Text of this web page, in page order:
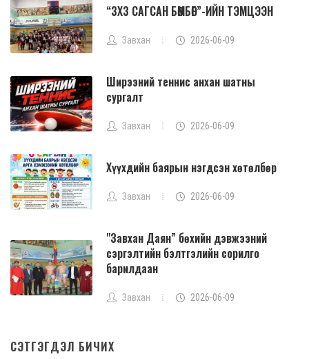
“3X3 САГСАН БӨМБӨГ”-ИЙН ТЭМЦЭЭН
Завхан 2026-06-09
Ширээний теннис анхан шатны
сургалт
Завхан 2026-06-09
Хүүхдийн баярын нэгдсэн хөтөлбөр
Завхан 2026-06-09
"Завхан Даян” бөхийн дэвжээний
сэргэлтийн бэлтгэлийн сорилго
барилдаан
Завхан 2026-06-09
СЭТГЭГДЭЛ БИЧИХ